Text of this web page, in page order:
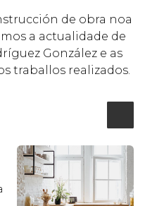
de obra noa
a actualidade de
González e as
traballos realizados.